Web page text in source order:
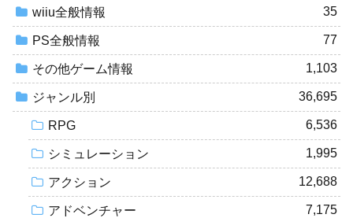
wiiu全般情報 35
PS全般情報 77
その他ゲーム情報 1,103
ジャンル別 36,695
RPG 6,536
シミュレーション 1,995
アクション 12,688
アドベンチャー 7,175